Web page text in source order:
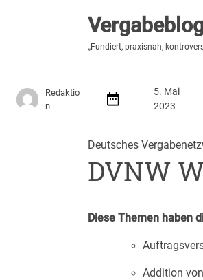
„Fundiert, praxisnah,
„Fundiert, praxisnah, kontrovers“
Redaktio
n
5. Mai
2023
Deutsches
DVNW
Diese Themen haben
Addition